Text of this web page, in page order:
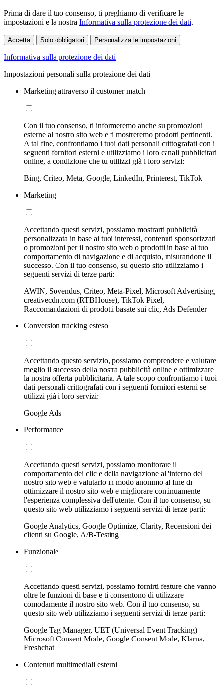
Prima di dare il tuo consenso, ti preghiamo di verificare le
impostazioni e la nostra Informativa sulla protezione dei dati.
Accetta Solo obbligatori Personalizza le impostazioni
Informativa sulla protezione dei dati
Impostazioni personali sulla protezione dei dati
Marketing attraverso il customer match
Con il tuo consenso, ti informeremo anche su promozioni
esterne al nostro sito web e ti mostreremo prodotti pertinenti.
A tal fine, confrontiamo i tuoi dati personali crittografati con i
seguenti fornitori esterni e utilizziamo i loro canali pubblicitari
online, a condizione che tu utilizzi già i loro servizi:
Bing, Criteo, Meta, Google, LinkedIn, Printerest, TikTok
Marketing
Accettando questi servizi, possiamo mostrarti pubblicità
personalizzata in base ai tuoi interessi, contenuti sponsorizzati
o promozioni per il nostro sito web o prodotti in base al tuo
comportamento di navigazione e di acquisto, misurandone il
successo. Con il tuo consenso, su questo sito utilizziamo i
seguenti servizi di terze parti:
AWIN, Sovendus, Criteo, Meta-Pixel, Microsoft Advertising,
creativecdn.com (RTBHouse), TikTok Pixel,
Raccomandazioni di prodotti basate sui clic, Ads Defender
Conversion tracking esteso
Accettando questo servizio, possiamo comprendere e valutare
meglio il successo della nostra pubblicità online e ottimizzare
la nostra offerta pubblicitaria. A tale scopo confrontiamo i tuoi
dati personali crittografati con i seguenti fornitori esterni se
utilizzi già i loro servizi:
Google Ads
Performance
Accettando questi servizi, possiamo monitorare il
comportamento dei clic e della navigazione all'interno del
nostro sito web e valutarlo in modo anonimo al fine di
ottimizzare il nostro sito web e migliorare continuamente
l'esperienza complessiva dell'utente. Con il tuo consenso, su
questo sito web utilizziamo i seguenti servizi di terze parti:
Google Analytics, Google Optimize, Clarity, Recensioni dei
clienti su Google, A/B-Testing
Funzionale
Accettando questi servizi, possiamo fornirti feature che vanno
oltre le funzioni di base e ti consentono di utilizzare
comodamente il nostro sito web. Con il tuo consenso, su
questo sito web utilizziamo i seguenti servizi di terze parti:
Google Tag Manager, UET (Universal Event Tracking)
Microsoft Consent Mode, Google Consent Mode, Klarna,
Freshchat
Contenuti multimediali esterni